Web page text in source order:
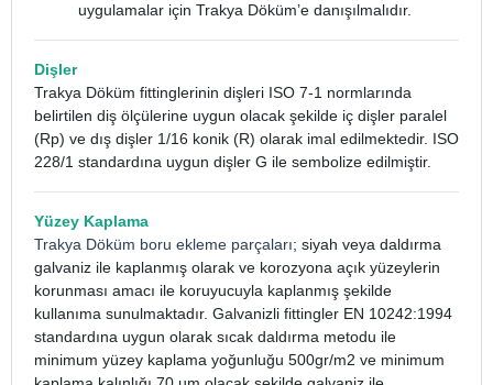
uygulamalar için Trakya Döküm’e danışılmalıdır.
Dişler
Trakya Döküm fittinglerinin dişleri ISO 7-1 normlarında
belirtilen diş ölçülerine uygun olacak şekilde iç dişler paralel
(Rp) ve dış dişler 1/16 konik (R) olarak imal edilmektedir. ISO
228/1 standardına uygun dişler G ile sembolize edilmiştir.
Yüzey Kaplama
Trakya Döküm boru ekleme parçaları; siyah veya daldırma
galvaniz ile kaplanmış olarak ve korozyona açık yüzeylerin
korunması amacı ile koruyucuyla kaplanmış şekilde
kullanıma sunulmaktadır. Galvanizli fittingler EN 10242:1994
standardına uygun olarak sıcak daldırma metodu ile
minimum yüzey kaplama yoğunluğu 500gr/m2 ve minimum